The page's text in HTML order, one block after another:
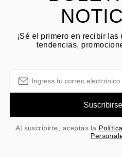
¡Sé el primero en recibir
tendencias,
Suscribirse
Al suscribirte, aceptas la